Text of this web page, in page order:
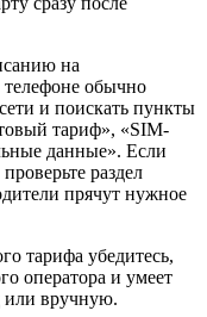
на
телефоне обычно
и поискать пункты
тариф», «SIM-
данные». Если
раздел
прячут нужное
тарифа убедитесь,
оператора и умеет
или вручную.